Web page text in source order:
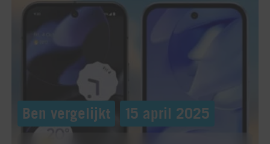
Ben vergelijkt 15 april 2025